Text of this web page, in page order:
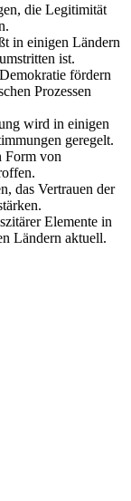
die Legitimität
in einigen Ländern
ist.
fördern
Prozessen
wird in einigen
geregelt.
Form von
das Vertrauen der
Elemente in
Ländern aktuell.